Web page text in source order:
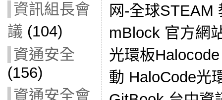
資訊組長會
議 (104)
資通安全
(156)
資通安全會
网-全球STEAM
mBlock 官方網
光環板
動 HaloCode光